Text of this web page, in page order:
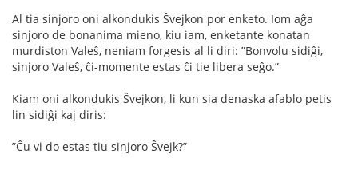
Al tia sinjoro oni alkondukis Ŝvejkon por enketo. Iom aĝa
sinjoro de bonanima mieno, kiu iam, enketante konatan
murdiston Valeŝ, neniam forgesis al li diri: ”Bonvolu sidiĝi,
sinjoro Valeŝ, ĉi-momente estas ĉi tie libera seĝo.”
Kiam oni alkondukis Ŝvejkon, li kun sia denaska afablo petis
lin sidiĝi kaj diris:
”Ĉu vi do estas tiu sinjoro Ŝvejk?”